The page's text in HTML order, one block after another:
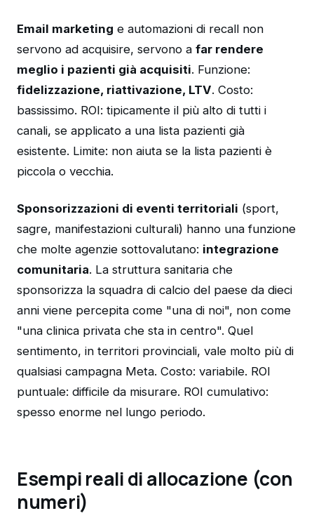
Email marketing e automazioni di recall non
servono ad acquisire, servono a far rendere
meglio i pazienti già acquisiti. Funzione:
fidelizzazione, riattivazione, LTV. Costo:
bassissimo. ROI: tipicamente il più alto di tutti i
canali, se applicato a una lista pazienti già
esistente. Limite: non aiuta se la lista pazienti è
piccola o vecchia.
Sponsorizzazioni di eventi territoriali (sport,
sagre, manifestazioni culturali) hanno una funzione
che molte agenzie sottovalutano: integrazione
comunitaria. La struttura sanitaria che
sponsorizza la squadra di calcio del paese da dieci
anni viene percepita come "una di noi", non come
"una clinica privata che sta in centro". Quel
sentimento, in territori provinciali, vale molto più di
qualsiasi campagna Meta. Costo: variabile. ROI
puntuale: difficile da misurare. ROI cumulativo:
spesso enorme nel lungo periodo.
Esempi reali di allocazione (con
numeri)